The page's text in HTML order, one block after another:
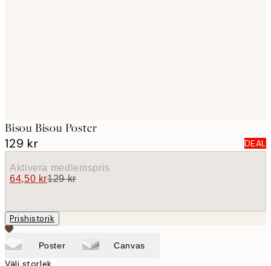
Bisou Bisou Poster
129 kr DEAL
Aktivera medlemspris
64,50 kr129 kr
Prishistorik
Poster Canvas
Välj storlek